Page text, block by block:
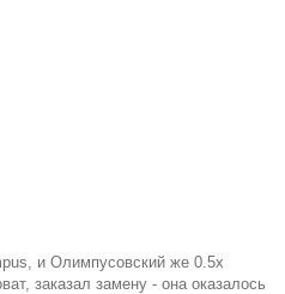
и Олимпусовский же 0.5x
заказал замену - она оказалось